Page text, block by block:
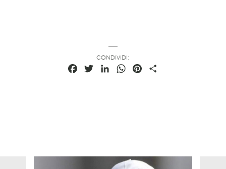
CONDIVIDI:
FacebookTwitterLinkedInWhatsAppPinterest